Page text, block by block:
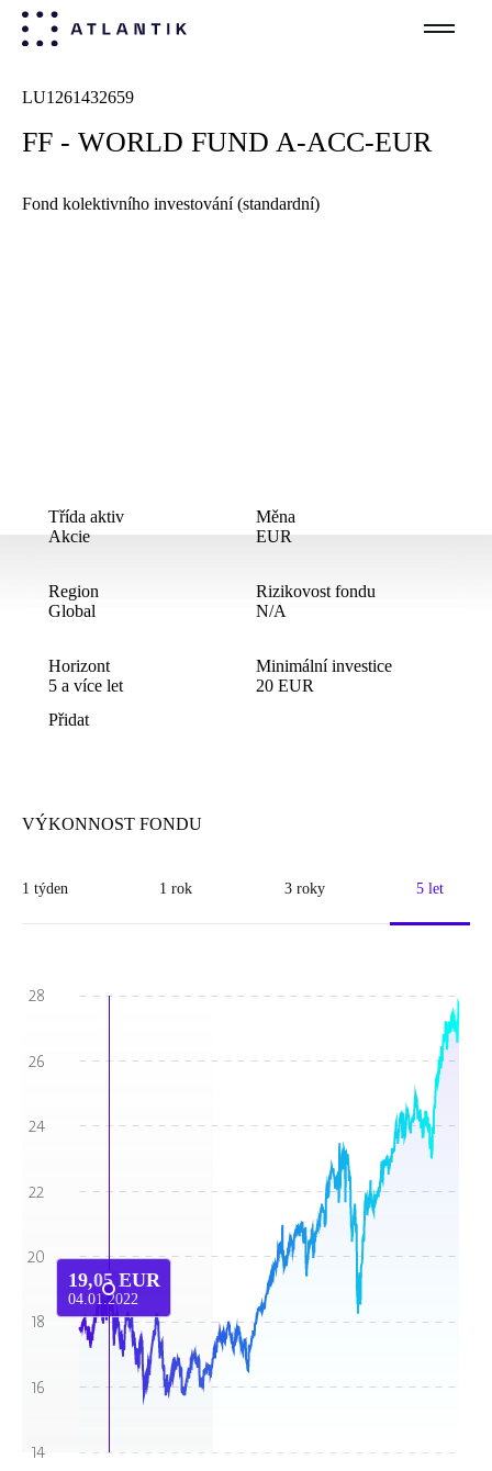
LU1261432659
FF - WORLD FUND A-ACC-EUR
Fond kolektivního investování (standardní)
Třída aktiv
Akcie
Měna
EUR
Region
Global
Rizikovost fondu
N/A
Horizont
5 a více let
Minimální investice
20 EUR
Přidat
VÝKONNOST FONDU
1 týden 1 rok 3 roky 5 let
19,05 EUR
04.01.2022